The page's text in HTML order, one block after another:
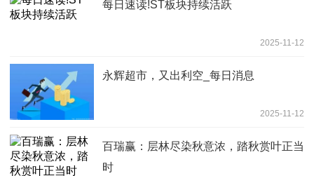
每日速读!ST板块持续活跃
2025-11-12
永辉超市，又出利空_每日消息
2025-11-12
百瑞赢：层林尽染秋意浓，踏秋赏叶正当
时